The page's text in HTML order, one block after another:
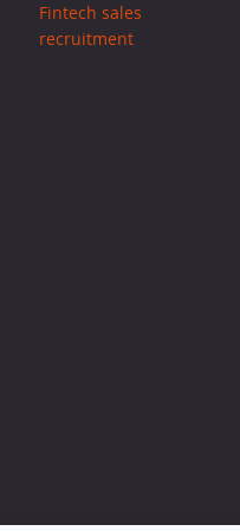
Fintech sales
recruitment